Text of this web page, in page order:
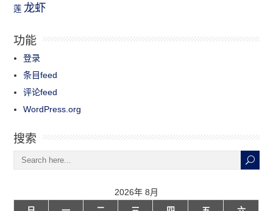
莲 龙虾
功能
登录
条目feed
评论feed
WordPress.org
搜索
2026年 8月